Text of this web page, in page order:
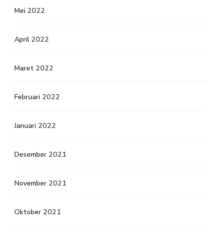
Mei 2022
April 2022
Maret 2022
Februari 2022
Januari 2022
Desember 2021
November 2021
Oktober 2021